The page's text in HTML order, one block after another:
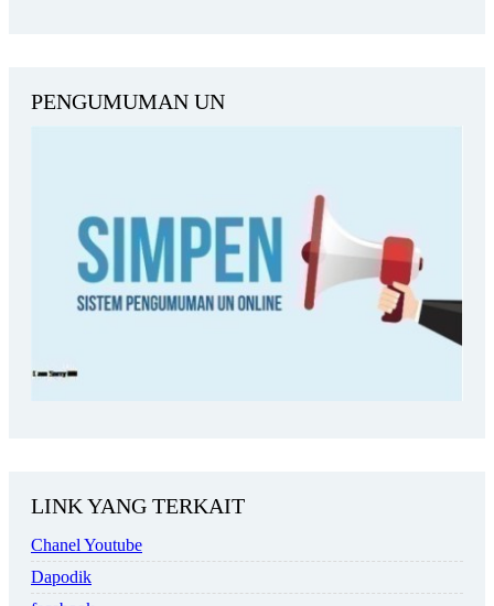
PENGUMUMAN UN
LINK YANG TERKAIT
Chanel Youtube
Dapodik